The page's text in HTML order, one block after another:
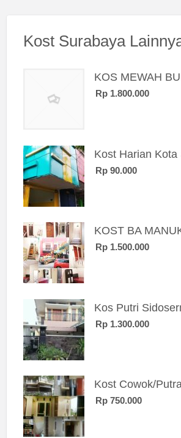
Kost Surabaya
KOS MEWAH
Rp 1.800.000
Rp 90.000
KOST BA
Rp 1.500.000
Kos Putri
Rp 1.300.000
Rp 750.000